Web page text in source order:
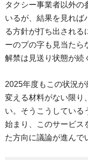
タクシー事業者以外の
いるが、結果を見れば
る方針が打ち出される
ーのプの字も見当たら
解禁は見送り状態が続
2025年度もこの状況
変える材料がない限り
い。そうこうしている
始まり、このサービ
た方向に議論が進んで